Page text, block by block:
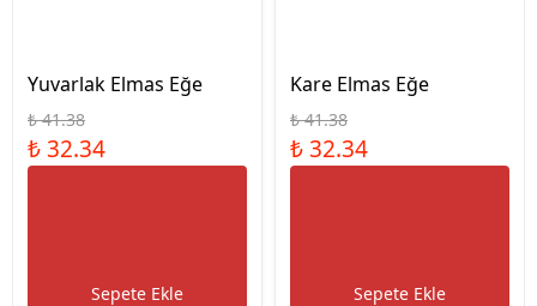
Yuvarlak Elmas Eğe
₺ 41.38
₺ 32.34
Sepete Ekle
Kare Elmas Eğe
₺ 41.38
₺ 32.34
Sepete Ekle